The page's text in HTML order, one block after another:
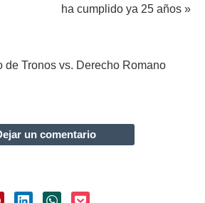
ha cumplido ya 25 años »
de Tronos vs. Derecho Romano
un comentario